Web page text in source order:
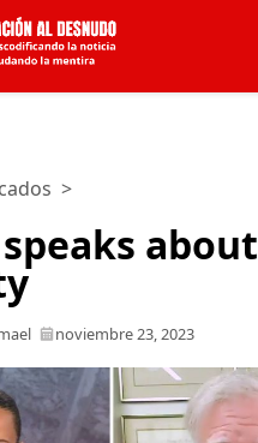
>
about
noviembre 23, 2023